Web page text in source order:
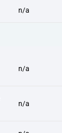
n/a
n/a
n/a